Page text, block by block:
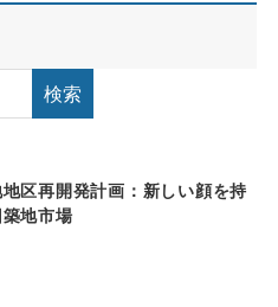
検索
区再開発計画：新しい顔を持
地市場